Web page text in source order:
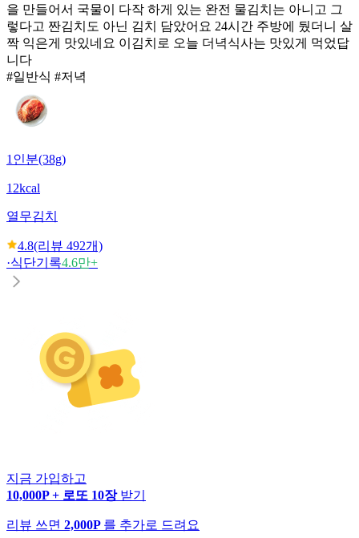
을 만들어서 국물이 다작 하게 있는 완전 물김치는 아니고 그
렇다고 짠김치도 아닌 김치 담았어요 24시간 주방에 뒀더니 살
짝 익은게 맛있네요 이김치로 오늘 더녁식사는 맛있게 먹었답
니다
#일반식 #저녁
1인분(38g)
12kcal
열무김치
4.8(리뷰 492개)
·식단기록4.6만+
지금 가입하고
10,000P + 로또 10장 받기
리뷰 쓰면 2,000P 를 추가로 드려요